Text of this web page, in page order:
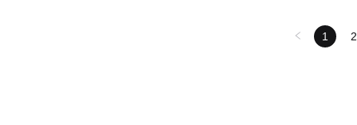
1 2